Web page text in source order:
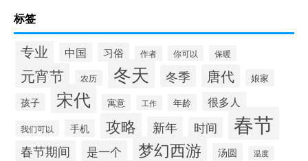
标签
专业 中国 习俗 作者 你可以 保暖
元宵节 农历 冬天 冬季 唐代 娘家
孩子 宋代 寓意 工作 年龄 很多人
我们可以 手机 攻略 新年 时间 春节
春节期间 是一个 梦幻西游 汤圆 温度